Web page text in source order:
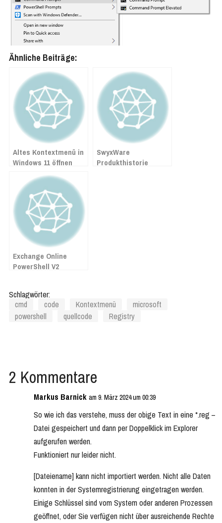
Ähnliche Beiträge:
Altes Kontextmenü in
Windows 11 öffnen
SwyxWare
Produkthistorie
Exchange Online
PowerShell V2
Schlagwörter:
cmd
code Kontextmenü
microsoft
powershell
quellcode Registry
2 Kommentare
Markus Barnick am 9. März 2024 um 00:39
So wie ich das verstehe, muss der obige Text in eine *.reg –
Datei gespeichert und dann per Doppelklick im Explorer
aufgerufen werden.
Funktioniert nur leider nicht.
[Dateiename] kann nicht importiert werden. Nicht alle Daten
konnten in der Systemregistrierung eingetragen werden.
Einige Schlüssel sind vom System oder anderen Prozessen
geöffnet, oder Sie verfügen nicht über ausreichende Rechte